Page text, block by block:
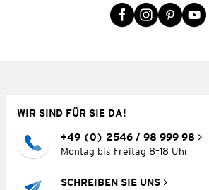
WIR SIND FÜR SIE DA!
+49 (0) 2546 / 98 999 98
Montag bis Freitag 8–18 Uhr
SCHREIBEN SIE UNS